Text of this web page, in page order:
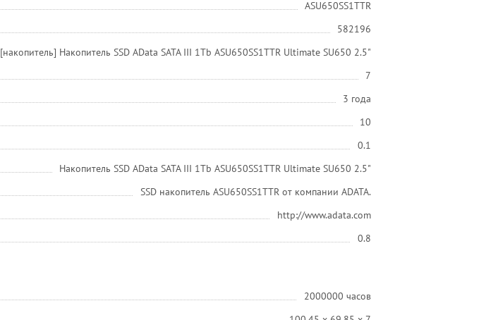
ASU650SS1TTR
582196
[накопитель] Накопитель SSD AData SATA III 1Tb ASU650SS1TTR Ultimate SU650 2.5"
7
3 года
10
0.1
Накопитель SSD AData SATA III 1Tb ASU650SS1TTR Ultimate SU650 2.5"
SSD накопитель ASU650SS1TTR от компании ADATA.
http://www.adata.com
0.8
2000000 часов